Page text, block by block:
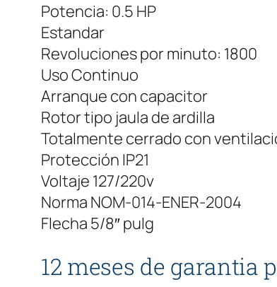
Potencia: 0.5 HP
Estandar
Revoluciones por minuto: 1800
Uso Continuo
Arranque con capacitor
Rotor tipo jaula de ardilla
Totalmente cerrado con
Protección IP21
Voltaje 127/220v
Norma NOM-014-ENER-2004
Flecha 5/8″ pulg
12 meses de garantia